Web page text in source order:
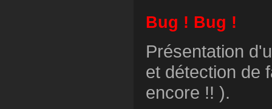
Bug ! Bug !
Présentation
et détection de
encore !! ).